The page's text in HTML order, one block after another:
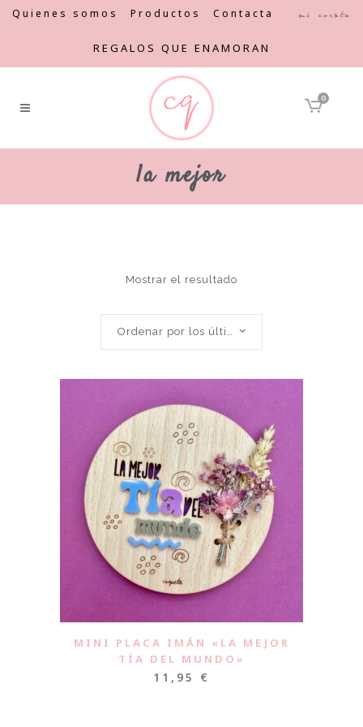
Quienes somos Productos Contacta Mi cuenta
REGALOS QUE ENAMORAN
0
la mejor
Mostrar el resultado
Ordenar por los últimos
MINI PLACA IMÁN «LA MEJOR
TÍA DEL MUNDO»
11,95 €